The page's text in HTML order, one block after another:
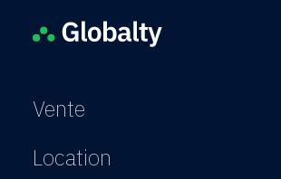
Vente
Location